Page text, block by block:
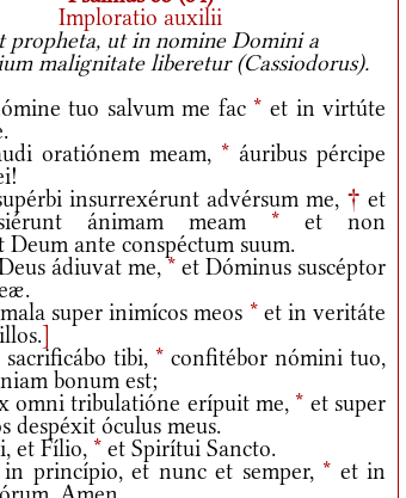
Imploratio auxilii
propheta, ut in nomine Domini a
malignitate liberetur (Cassiodorus).
tuo salvum me fac * et in virtúte
oratiónem meam, *áuribus pércipe
insurrexérunt advérsum me, † et
ánimam meam * et non
ante conspéctum suum.
ádiuvat me,* et Dóminus suscéptor
super inimícos meos *et in veritáte
]
tibi, *confitébor nómini tuo,
bonum est;
omni tribulatióne erípuit me, * et super
despéxit óculus meus.
et Fílio, * et Spirítui Sancto.
princípio, et nunc et semper, * et in